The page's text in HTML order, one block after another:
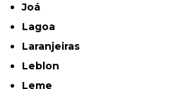
Joá
Lagoa
Laranjeiras
Leblon
Leme